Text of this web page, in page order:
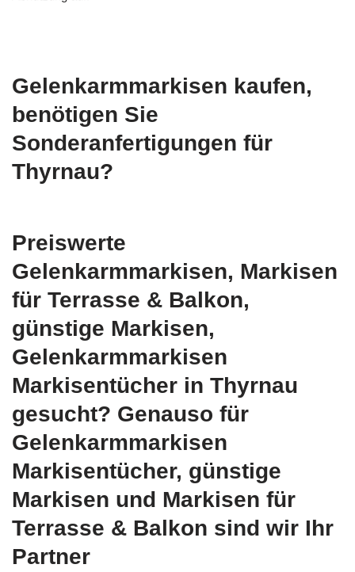
Gelenkarmmarkisen kaufen,
benötigen Sie
Sonderanfertigungen für
Thyrnau?
Preiswerte
Gelenkarmmarkisen, Markisen
für Terrasse & Balkon,
günstige Markisen,
Gelenkarmmarkisen
Markisentücher in Thyrnau
gesucht? Genauso für
Gelenkarmmarkisen
Markisentücher, günstige
Markisen und Markisen für
Terrasse & Balkon sind wir Ihr
Partner